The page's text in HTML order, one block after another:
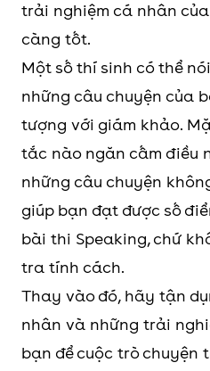
trải nghiệm cá nhân
càng tốt.
Một số thí sinh có thể
những câu chuyện của
tượng với giám khảo.
tắc nào ngăn cấm điều
những câu chuyện
giúp bạn đạt được số
bài thi Speaking, chứ
tra tính cách.
Thay vào đó, hãy tận
nhân và những trải
bạn để cuộc trò chuyện